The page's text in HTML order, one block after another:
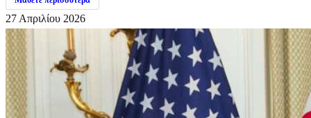
27 Απριλίου 2026